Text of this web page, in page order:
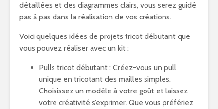
détaillées et des diagrammes clairs, vous serez guidé
pas à pas dans la réalisation de vos créations.
Voici quelques idées de projets tricot débutant que
vous pouvez réaliser avec un kit :
Pulls tricot débutant : Créez-vous un pull
unique en tricotant des mailles simples.
Choisissez un modèle à votre goût et laissez
votre créativité s’exprimer. Que vous préfériez